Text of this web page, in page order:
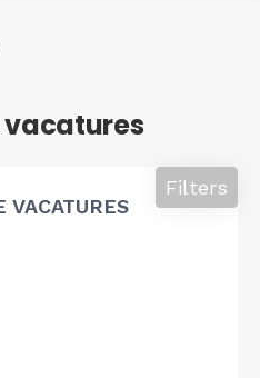
vacatures
VACATURES
Filters